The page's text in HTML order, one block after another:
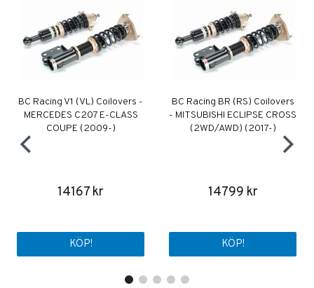
BC Racing V1 (VL) Coilovers -
MERCEDES C207 E-CLASS
COUPE (2009-)
14167 kr
KÖP!
BC Racing BR (RS) Coilovers
- MITSUBISHI ECLIPSE CROSS
(2WD/AWD) (2017-)
14799 kr
KÖP!